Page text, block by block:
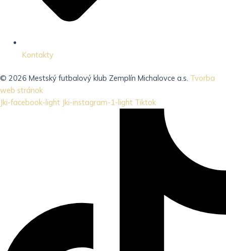
Kontakty
© 2026 Mestský futbalový klub Zemplín Michalovce a.s. Tvorba
web stránok
Jki-facebook-light Jki-instagram-1-light Tiktok